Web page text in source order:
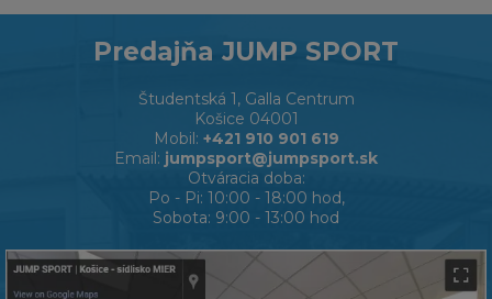
Predajňa JUMP SPORT
Študentská 1, Galla Centrum
Košice 04001
Mobil: +421 910 901 619
Email: jumpsport@jumpsport.sk
Otváracia doba:
Po - Pi: 10:00 - 18:00 hod,
Sobota: 9:00 - 13:00 hod